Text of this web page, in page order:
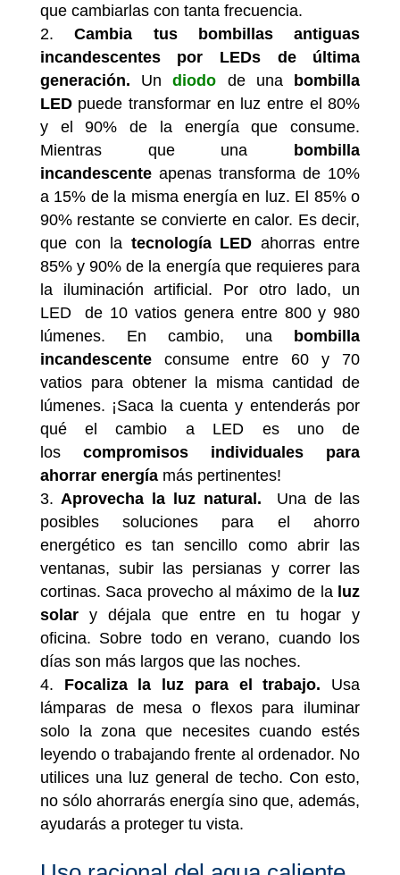
que cambiarlas con tanta frecuencia.
Cambia tus bombillas antiguas
incandescentes por LEDs de última
generación. Undiodo de una
bombilla
LED puede transformar en luz entre el 80%
y el 90% de la energía que consume.
Mientras que una
bombilla
incandescente apenas transforma de 10%
a 15% de la misma energía en luz. El 85% o
90% restante se convierte en calor. Es decir,
que con la tecnología LED ahorras entre
85% y 90% de la energía que requieres para
la iluminación artificial. Por otro lado, un
LED de 10 vatios genera entre 800 y 980
lúmenes. En cambio, una
bombilla
incandescenteconsume entre 60 y 70
vatios para obtener la misma cantidad de
lúmenes. ¡Saca la cuenta y entenderás por
qué el cambio a LED es uno de
loscompromisos individuales para
ahorrar energíamás pertinentes!
Aprovecha la luz natural. Una de las
posibles soluciones para el ahorro
energético es tan sencillo como abrir las
ventanas, subir las persianas y correr las
cortinas. Saca provecho al máximo de la luz
solary déjala que entre en tu hogar y
oficina. Sobre todo en verano, cuando los
días son más largos que las noches.
Focaliza la luz para el trabajo. Usa
lámparas de mesa o flexos para iluminar
solo la zona que necesites cuando estés
leyendo o trabajando frente al ordenador. No
utilices una luz general de techo. Con esto,
no sólo ahorrarás energía sino que, además,
ayudarás a proteger tu vista.